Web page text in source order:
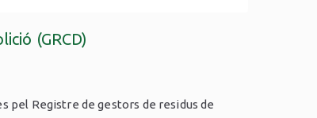
(GRCD)
pel Registre de gestors de residus de